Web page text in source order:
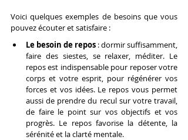
Voici quelques exemples de besoins que vous
pouvez écouter et satisfaire :
Le besoin de repos : dormir suffisamment,
faire des siestes, se relaxer, méditer. Le
repos est indispensable pour reposer votre
corps et votre esprit, pour régénérer vos
forces et vos idées. Le repos vous permet
aussi de prendre du recul sur votre travail,
de faire le point sur vos objectifs et vos
progrès. Le repos favorise la détente, la
sérénité et la clarté mentale.